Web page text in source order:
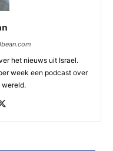
het nieuws uit Israel.
week een podcast over
wereld.